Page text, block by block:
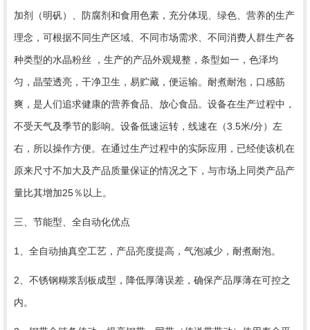
加剂（明矾）、防腐剂和食用色素，充分体现、绿色、营养的生产
理念，可根据不同生产区域、不同市场需求、不同消费人群生产各
种类型的水晶粉丝 ，生产的产品外观规整，条型如一，色泽均
匀，晶莹透亮，干净卫生，易贮藏，便运输。耐煮耐泡，口感筋
爽，是人们追求健康的营养食品、放心食品。设备在生产过程中，
不受天气及季节的影响。设备低速运转，线速在（3.5米/分）左
右，所以操作方便。在通过生产过程中的实际应用，已经使该机在
原来尺寸不加大及产品质量保证的情况之下，与市场上同类产品产
量比其增加25％以上。
三、节能型、全自动化优点
1、全自动抽真空工艺，产品亮度提高，气泡减少，耐煮耐泡。
2、不锈钢糊浆刮板成型，降低厚薄误差，确保产品厚薄在可控之
内。